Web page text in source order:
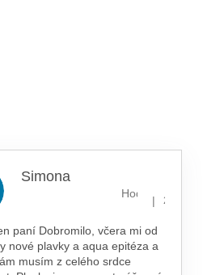
Simona
Hodnocení
|
paní Dobromilo, včera mi od
nové plavky a aqua epitéza a
musím z celého srdce